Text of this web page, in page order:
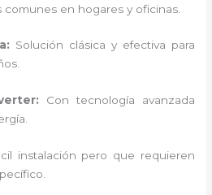
comunes en hogares y oficinas.
Solución clásica y efectiva para
Con tecnología avanzada
instalación pero que requieren